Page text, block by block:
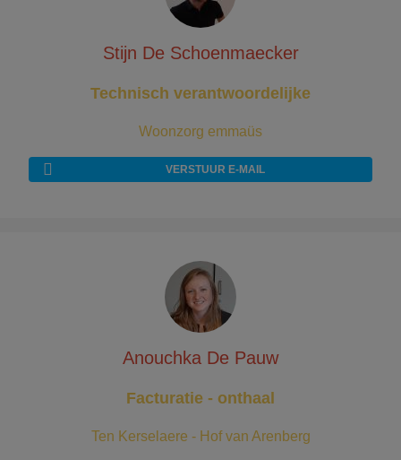
Stijn De Schoenmaecker
Technisch verantwoordelijke
Woonzorg emmaüs
VERSTUUR E-MAIL
Anouchka De Pauw
Facturatie - onthaal
Ten Kerselaere - Hof van Arenberg